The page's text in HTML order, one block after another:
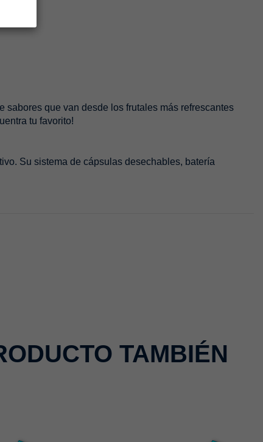
sabores que van desde los frutales más refrescantes
tu favorito!
Su sistema de cápsulas desechables, batería
TAMBIÉN